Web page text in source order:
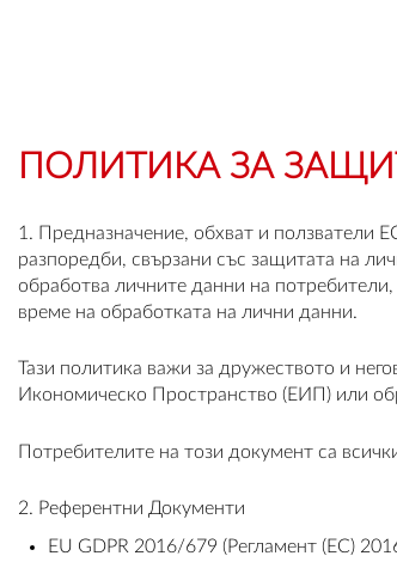
ПОЛИТИКА ЗА
1. Предназначение, обхват и
разпоредби, свързани със защитата на
обработва личните данни на
време на обработката на лични данни.
Тази политика важи за дружеството и
Икономическо Пространство (ЕИП) или
Потребителите на този документ са
2. Референтни Документи
EU GDPR 2016/679 (Регламент (ЕС)